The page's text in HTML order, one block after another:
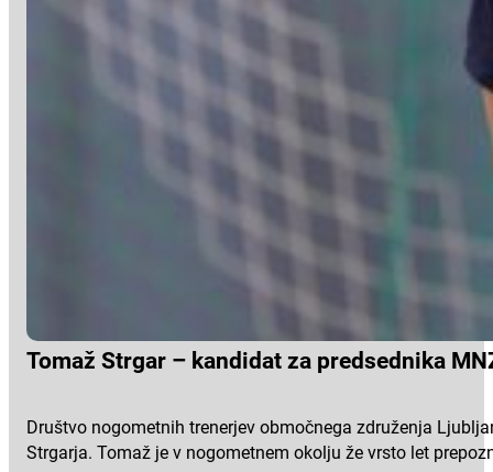
Tomaž Strgar – kandidat za predsednika
Društvo nogometnih trenerjev območnega združenja
Strgarja. Tomaž je v nogometnem okolju že vrsto let